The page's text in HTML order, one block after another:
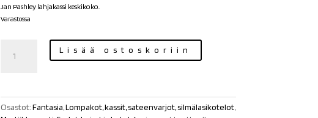
Jan Pashley lahjakassi keskikoko.
Varastossa
M
Lisää ostoskoriin
Osastot:Fantasia,Lompakot, kassit, sateenvarjot, silmälasikotelot,